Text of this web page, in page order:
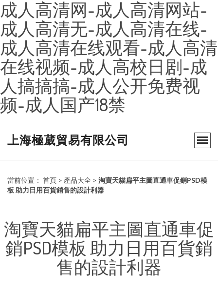
成人高清网-成人高清网站-
成人高清无-成人高清在线-
成人高清在线观看-成人高清
在线视频-成人高校日剧-成
人搞搞搞-成人公开免费视
频-成人国产18禁
上海極葳貿易有限公司
當前位置： 首頁 > 產品大全 > 淘寶天貓扁平主圖直通車促銷PSD模
板 助力日用百貨銷售的設計利器
淘寶天貓扁平主圖直通車促
銷PSD模板 助力日用百貨銷
售的設計利器